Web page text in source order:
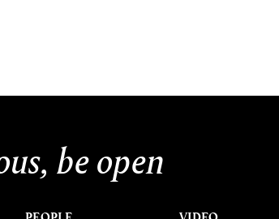
be open